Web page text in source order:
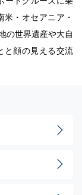
・オセアニア・
の世界遺産や大自
と顔の見える交流